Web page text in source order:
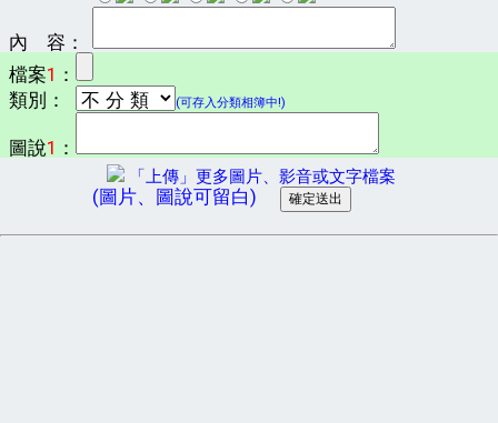
內 容：
檔案1 ：
類別：
(可存入分類相簿中!)
圖說1 ：
「上傳」更多圖片、影音或文字檔案
(圖片、圖說可留白)